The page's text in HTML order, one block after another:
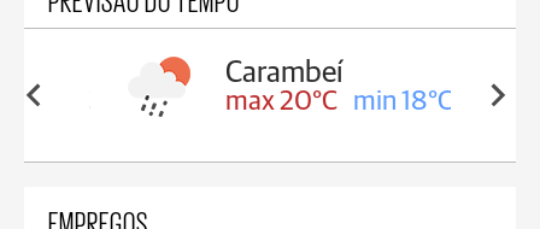
18°C
Carambeí
max 20°C min 18°C
EMPREGOS